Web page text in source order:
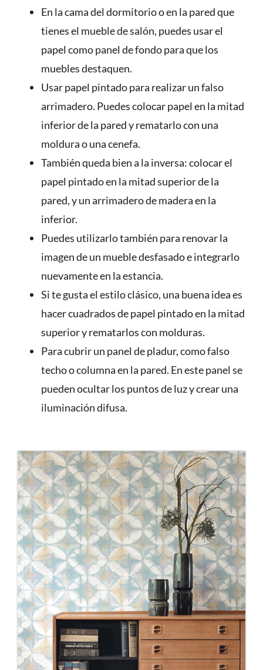
En la cama del dormitorio o en la pared que
tienes el mueble de salón, puedes usar el
papel como panel de fondo para que los
muebles destaquen.
Usar papel pintado para realizar un falso
arrimadero. Puedes colocar papel en la mitad
inferior de la pared y rematarlo con una
moldura o una cenefa.
También queda bien a la inversa: colocar el
papel pintado en la mitad superior de la
pared, y un arrimadero de madera en la
inferior.
Puedes utilizarlo también para renovar la
imagen de un mueble desfasado e integrarlo
nuevamente en la estancia.
Si te gusta el estilo clásico, una buena idea es
hacer cuadrados de papel pintado en la mitad
superior y rematarlos con molduras.
Para cubrir un panel de pladur, como falso
techo o columna en la pared. En este panel se
pueden ocultar los puntos de luz y crear una
iluminación difusa.